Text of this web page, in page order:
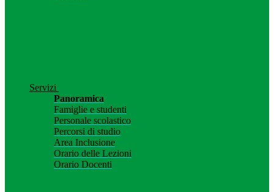
Servizi
Panoramica
Famiglie e studenti
Personale scolastico
Percorsi di studio
Area Inclusione
Orario delle Lezioni
Orario Docenti